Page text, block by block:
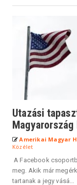
Utazási
Amerikai Magyar
Közélet
A Facebook
meg. Akik már
tartanak a jegy vásá...